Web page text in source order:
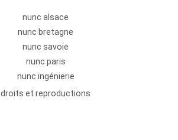
nunc alsace
nunc bretagne
nunc savoie
nunc paris
nunc ingénierie
droits et reproductions